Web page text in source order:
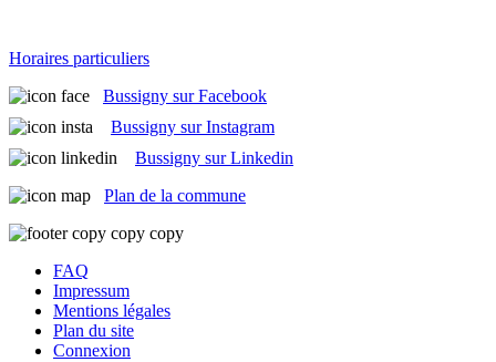
Horaires particuliers
Bussigny sur Facebook
Bussigny sur Instagram
Bussigny sur Linkedin
Plan de la commune
FAQ
Impressum
Mentions légales
Plan du site
Connexion